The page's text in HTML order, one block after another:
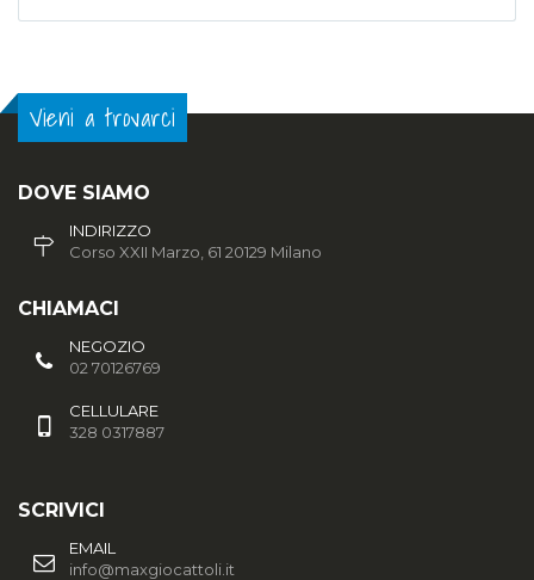
Vieni a trovarci
DOVE SIAMO
INDIRIZZO
Corso XXII Marzo, 61 20129 Milano
CHIAMACI
NEGOZIO
02 70126769
CELLULARE
328 0317887
SCRIVICI
EMAIL
info@maxgiocattoli.it